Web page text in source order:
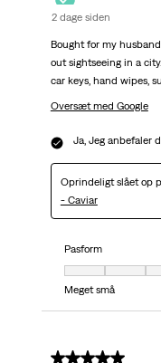
2 dage siden
Bought for my
out sightseeing in a
car keys, hand wipes,
Oversæt med Google
Ja, Jeg anbefaler
Oprindeligt slået op
- Caviar
Pasform
Pasform, 4 ud af 7,
Meget små
5 ud af 5 stjerner.